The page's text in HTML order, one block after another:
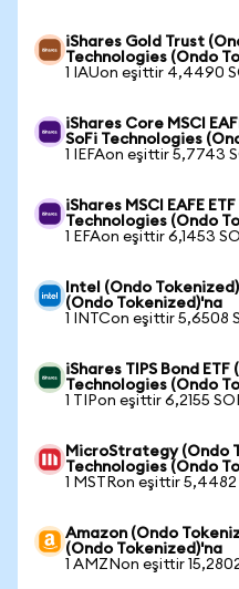
iShares Gold Trust
Technologies (Ondo
1 IAUon eşittir 4,4490
iShares Core MSCI
SoFi Technologies
1 IEFAon eşittir 5,7743
iShares MSCI EAFE
Technologies (Ondo
1 EFAon eşittir 6,1453
Intel (Ondo
(Ondo Tokenized)'na
1 INTCon eşittir 5,6508
iShares TIPS Bond
Technologies (Ondo
1 TIPon eşittir 6,2155
MicroStrategy (Ondo
Technologies (Ondo
1 MSTRon eşittir 5,4482
Amazon (Ondo
(Ondo Tokenized)'na
1 AMZNon eşittir